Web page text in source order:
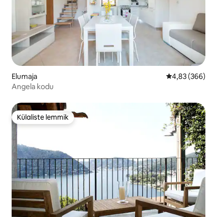
Elumaja Keskmine
4,83 (366)
Angela kodu
Külaliste lemmik
Külaliste lemmik